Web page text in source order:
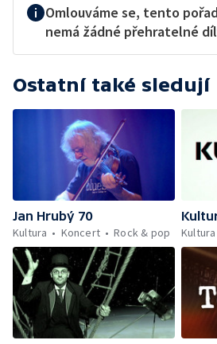
Omlouváme se, tento
nemá žádné přehratelné
Ostatní také sledují
Jan Hrubý 70
Kultura
Koncert Rock & pop
Kultura